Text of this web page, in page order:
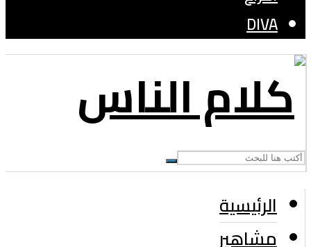
DIVA
الرئيسية
مشاهير